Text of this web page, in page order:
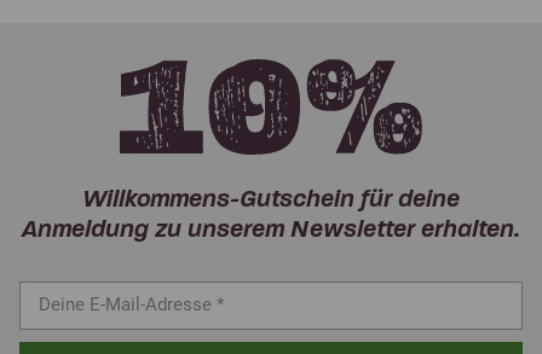
Willkommens-Gutschein für deine
Anmeldung zu unserem Newsletter erhalten.